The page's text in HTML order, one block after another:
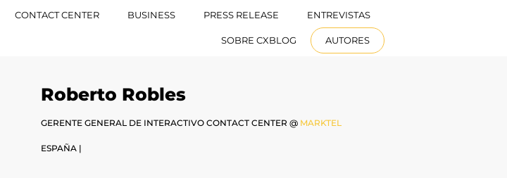
CONTACT CENTER BUSINESS PRESS RELEASE ENTREVISTAS
SOBRE CXBLOG AUTORES
Roberto Robles
GERENTE GENERAL DE INTERACTIVO CONTACT CENTER @ MARKTEL
ESPAÑA |